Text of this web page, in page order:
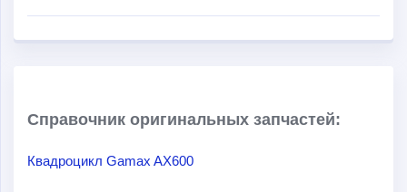
Справочник оригинальных запчастей:
Квадроцикл Gamax AX600